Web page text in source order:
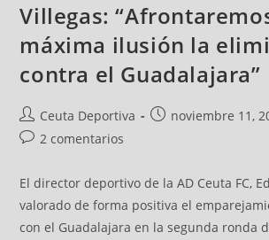
Villegas:
máxima ilusión la
contra el Guadalajara”
Ceuta Deportiva noviembre 11,
2 comentarios
El director deportivo de la AD Ceuta FC,
valorado de forma positiva el
con el Guadalajara en la segunda ronda